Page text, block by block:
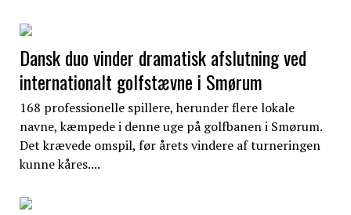
Dansk duo vinder dramatisk afslutning ved
internationalt golfstævne i Smørum
168 professionelle spillere, herunder flere lokale
navne, kæmpede i denne uge på golfbanen i Smørum.
Det krævede omspil, før årets vindere af turneringen
kunne kåres....